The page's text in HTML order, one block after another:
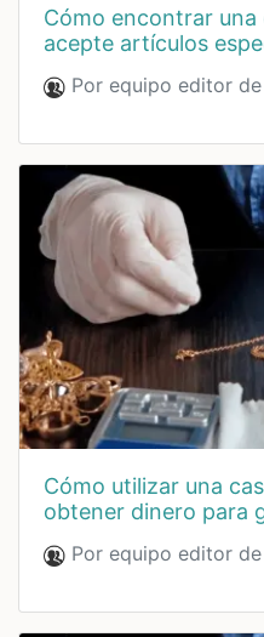
cómo encontrar una casa de empeño que
acepte artículos
Por equipo editor de
cómo utilizar una casa de empeño para
obtener dinero para
Por equipo editor de